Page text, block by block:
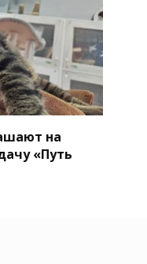
на
«Путь